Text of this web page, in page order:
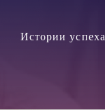
Истории успеха